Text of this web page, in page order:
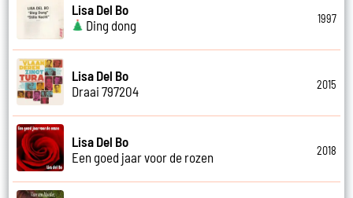
Lisa Del Bo
Ding dong
1997
Lisa Del Bo
Draai 797204
2015
Lisa Del Bo
Een goed jaar voor de rozen
2018